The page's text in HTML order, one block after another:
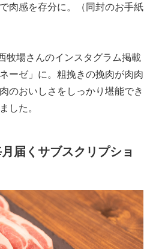
肉感を存分に。（同封のお手紙
牧場さんのインスタグラム掲載
ーゼ」に。粗挽きの挽肉が肉肉
のおいしさをしっかり堪能でき
した。
届くサブスクリプショ